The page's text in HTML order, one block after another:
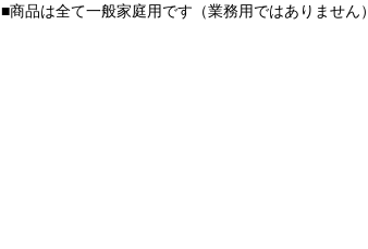
■商品は全て一般家庭用です（業務用ではありません）